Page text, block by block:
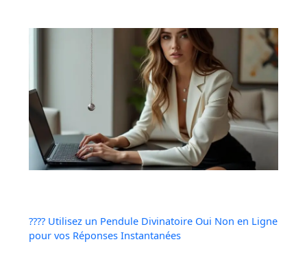
???? Utilisez un Pendule Divinatoire Oui Non en Ligne
pour vos Réponses Instantanées